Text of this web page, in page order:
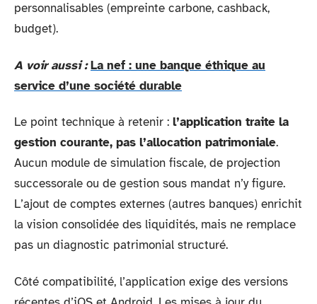
personnalisables (empreinte carbone, cashback,
budget).
A voir aussi : La nef : une banque éthique au
service d’une société durable
Le point technique à retenir : l’application traite la
gestion courante, pas l’allocation patrimoniale.
Aucun module de simulation fiscale, de projection
successorale ou de gestion sous mandat n’y figure.
L’ajout de comptes externes (autres banques) enrichit
la vision consolidée des liquidités, mais ne remplace
pas un diagnostic patrimonial structuré.
Côté compatibilité, l’application exige des versions